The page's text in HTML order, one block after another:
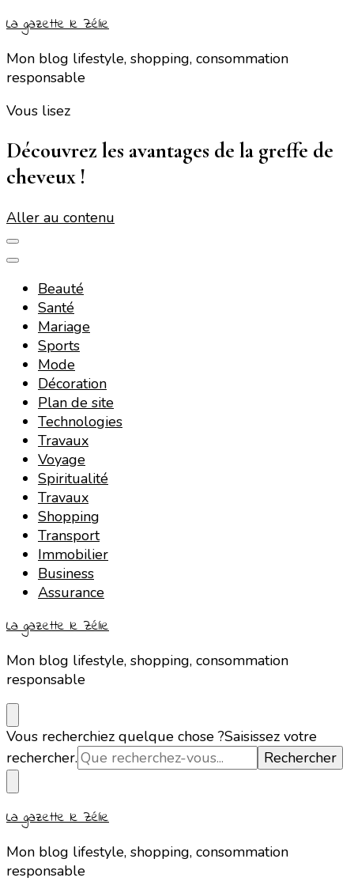
La gazette le Zélie
Mon blog lifestyle, shopping, consommation
responsable
Vous lisez
Découvrez les avantages de la greffe de
cheveux !
Aller au contenu
Beauté
Santé
Mariage
Sports
Mode
Décoration
Plan de site
Technologies
Travaux
Voyage
Spiritualité
Travaux
Shopping
Transport
Immobilier
Business
Assurance
La gazette le Zélie
Mon blog lifestyle, shopping, consommation
responsable
Vous recherchiez quelque chose ?Saisissez votre
rechercher.
La gazette le Zélie
Mon blog lifestyle, shopping, consommation
responsable